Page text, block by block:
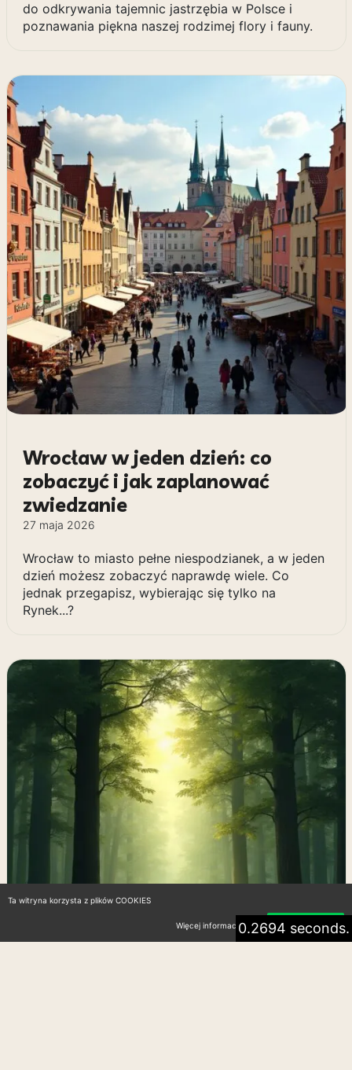
do odkrywania tajemnic jastrzębia w Polsce i
poznawania piękna naszej rodzimej flory i fauny.
Wrocław w jeden dzień: co
zobaczyć i jak zaplanować
zwiedzanie
27 maja 2026
Wrocław to miasto pełne niespodzianek, a w jeden
dzień możesz zobaczyć naprawdę wiele. Co
jednak przegapisz, wybierając się tylko na
Rynek...?
0.2694 seconds.
Ta witryna korzysta z plików COOKIES
Więcej informacji Akceptuję